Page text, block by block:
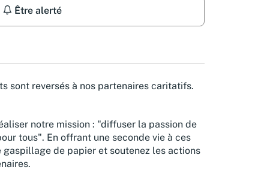
Être alerté
sont reversés à nos partenaires caritatifs.
notre mission : "diffuser la passion de
tous". En offrant une seconde vie à ces
gaspillage de papier et soutenez les actions